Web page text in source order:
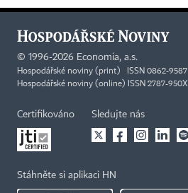
© 1996-2026 Economia, a.s.
Hospodářské noviny (print) ISSN 0862-9587
Hospodářské noviny (online) ISSN 2787-950X
Certifikováno Sledujte nás
Stáhněte si aplikaci HN